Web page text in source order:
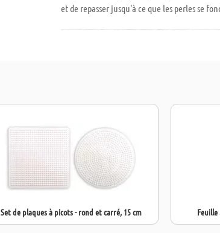
et de repasser jusqu'à ce que les perles se
parfaites pour les enfants, car elles donnent
n'ont plus qu'à être placées, avec les
Set de plaques à picots - rond et carré, 15 cm